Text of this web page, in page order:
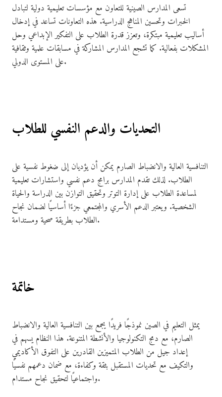
تسعى المدارس الصينية للتعاون مع مؤسسات تعليمية دولية لتبادل
الخبرات وتحسين المناهج الدراسية. هذه التعاونات تساعد في إدخال
أساليب تعليمية مبتكرة، وتعزز قدرة الطلاب على التفكير الإبداعي وحل
المشكلات بفعالية. كما تشجع المدارس المشاركة في مسابقات علمية وثقافية
على المستوى الدولي.
التحديات والدعم النفسي للطلاب
التنافسية العالية والانضباط الصارم يمكن أن يؤديان إلى ضغوط نفسية على
الطلاب. لذلك تقدم المدارس برامج دعم نفسي واستشارات تعليمية
لمساعدة الطلاب على إدارة التوتر وتحقيق التوازن بين الدراسة والحياة
الشخصية. ويعتبر الدعم الأسري والمجتمعي جزءًا أساسيًا لضمان نجاح
الطلاب بطريقة صحية ومستدامة.
خاتمة
يمثل التعليم في الصين نموذجًا فريدًا يجمع بين التنافسية العالية والانضباط
الصارم، مع دمج التكنولوجيا والأنشطة المتنوعة. هذا النظام يسهم في
إعداد جيل من الطلاب المتميزين القادرين على التفوق الأكاديمي
والتكيف مع تحديات المستقبل بثقة وكفاءة، مع ضمان دعمهم نفسيًا
واجتماعيًا لتحقيق نجاح مستدام.